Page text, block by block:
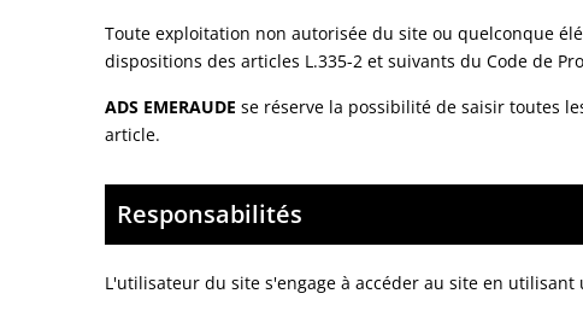
Toute exploitation non autorisée du site ou quelconque
dispositions des articles L.335-2 et suivants du Code de
ADS EMERAUDE se réserve la possibilité de saisir toutes
article.
Responsabilités
L'utilisateur du site s'engage à accéder au site en